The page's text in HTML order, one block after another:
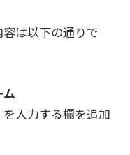
は以下の通りで
入力する欄を追加